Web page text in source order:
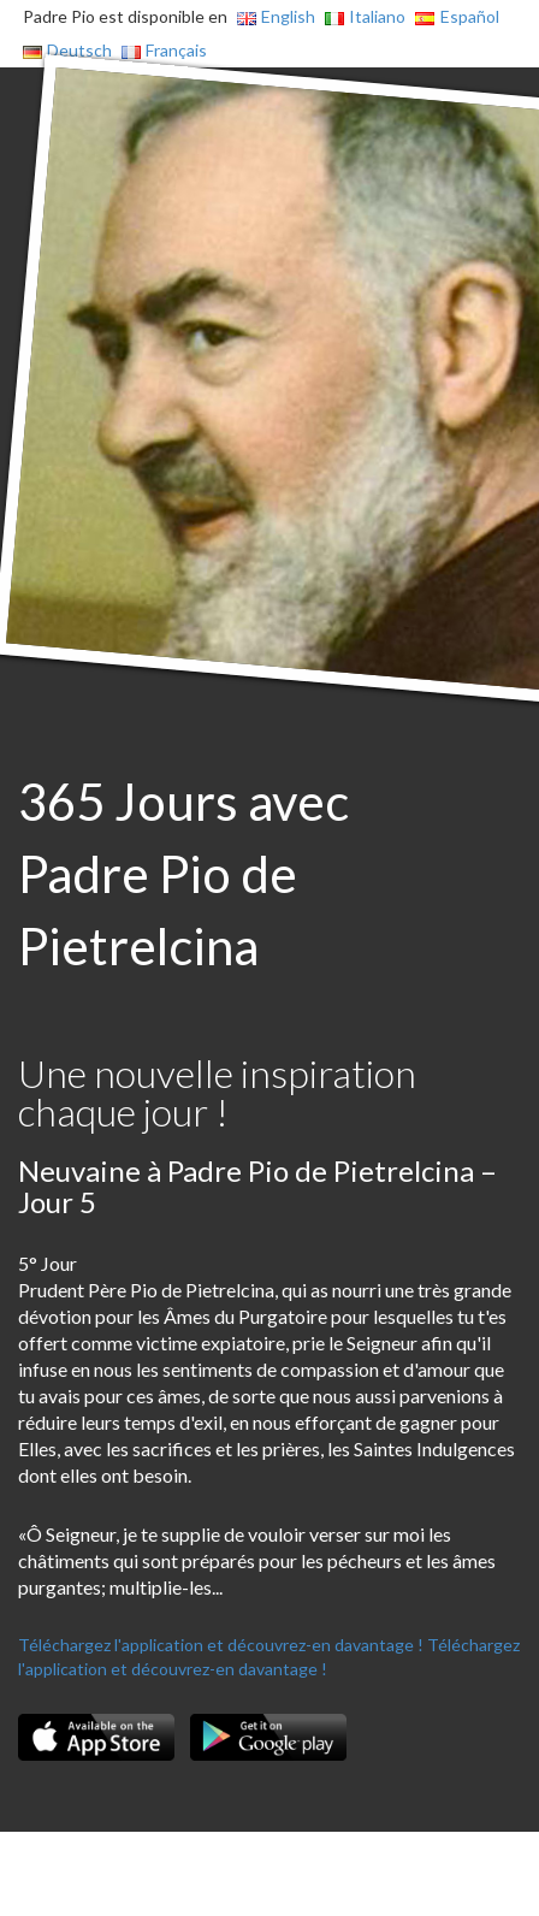
Padre Pio est disponible en English Italiano
Español
Deutsch
Français
365 Jours avec
Padre Pio de
Pietrelcina
Une nouvelle inspiration
chaque jour !
Neuvaine à Padre Pio de Pietrelcina –
Jour 5
5° Jour
Prudent Père Pio de Pietrelcina, qui as nourri une très grande
dévotion pour les Âmes du Purgatoire pour lesquelles tu t'es
offert comme victime expiatoire, prie le Seigneur afin qu'il
infuse en nous les sentiments de compassion et d'amour que
tu avais pour ces âmes, de sorte que nous aussi parvenions à
réduire leurs temps d'exil, en nous efforçant de gagner pour
Elles, avec les sacrifices et les prières, les Saintes Indulgences
dont elles ont besoin.
«Ô Seigneur, je te supplie de vouloir verser sur moi les
châtiments qui sont préparés pour les pécheurs et les âmes
purgantes; multiplie-les...
Téléchargez l'application et découvrez-en davantage ! Téléchargez
l'application et découvrez-en davantage !